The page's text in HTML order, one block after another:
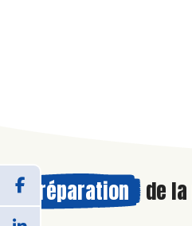
Préparation de la